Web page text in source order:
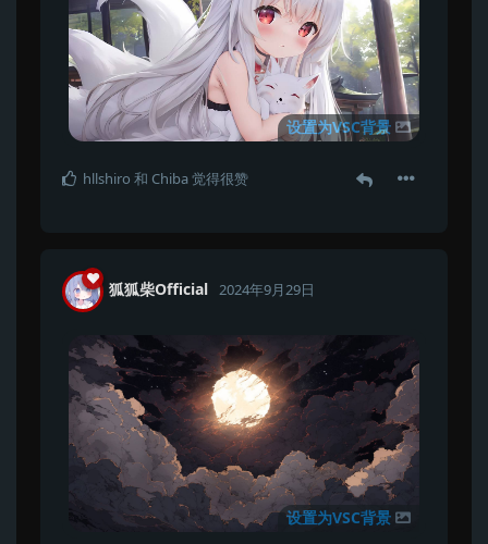
设置为VSC背景
hllshiro 和 Chiba觉得很赞
狐狐柴Official 2024年9月29日
设置为VSC背景